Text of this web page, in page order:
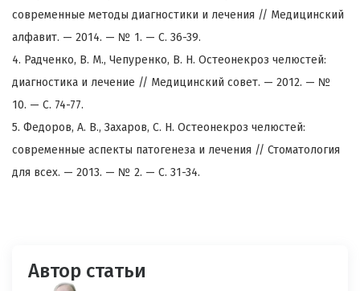
современные методы диагностики и лечения // Медицинский
алфавит. — 2014. — № 1. — С. 36-39.
4. Радченко, В. М., Чепуренко, В. Н. Остеонекроз челюстей:
диагностика и лечение // Медицинский совет. — 2012. — №
10. — С. 74-77.
5. Федоров, А. В., Захаров, С. Н. Остеонекроз челюстей:
современные аспекты патогенеза и лечения // Стоматология
для всех. — 2013. — № 2. — С. 31-34.
Автор статьи